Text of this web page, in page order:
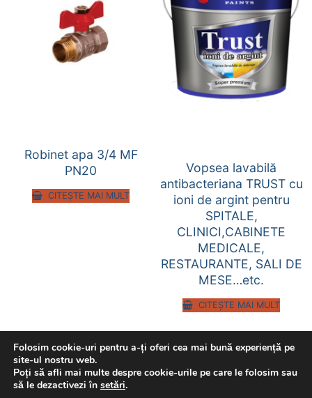
Robinet apa 3/4 MF
PN20
CITEȘTE MAI MULT
Vopsea lavabilă
antibacteriana TRUST cu
ioni de argint pentru
SPITALE,
CLINICI,CABINETE
MEDICALE,
RESTAURANTE, SALI DE
MESE…etc.
CITEȘTE MAI MULT
Folosim cookie-uri pentru a-ți oferi cea mai bună experiență pe
site-ul nostru web.
Poți să afli mai multe despre cookie-urile pe care le folosim sau
să le dezactivezi în setări.